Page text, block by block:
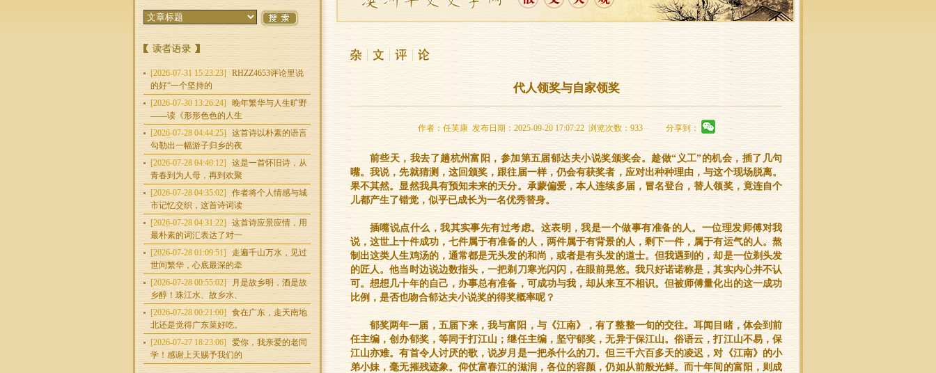
[2026-07-31 15:23:23]
RHZZ4653评论里说
的好“一个坚持的
[2026-07-30 13:26:24]
晚年繁华与人生旷野
——读《形形色色的人生
[2026-07-28 04:44:25]
这首诗以朴素的语言
勾勒出一幅游子归乡的夜
[2026-07-28 04:40:12]
这是一首怀旧诗，从
青春到为人母，再到欢聚
[2026-07-28 04:35:02]
作者将个人情感与城
市记忆交织，这首诗词读
[2026-07-28 04:31:22]
这首诗应景应情，用
最朴素的词汇表达了对一
[2026-07-28 01:09:51]
走遍千山万水，见过
世间繁华，心底最深的牵
[2026-07-28 00:55:02]
月是故乡明，酒是故
乡醇！珠江水、故乡水、
[2026-07-28 00:21:00]
食在广东，走天南地
北还是觉得广东菜好吃。
[2026-07-27 18:23:06]
爱你，我亲爱的老同
学！感谢上天赐予我们的
代人领奖与自家领奖
作者：任芙康 发布日期：2025-09-20 17:07:22 浏览次数：933 分享到：
前些天，我去了趟杭州富阳，参加第五届郁达夫小说奖颁奖会。趁做“义工”的机会，插了几句
嘴。我说，先就猜测，这回颁奖，跟往届一样，仍会有获奖者，应对出种种理由，与这个现场脱离。
果不其然。显然我具有预知未来的天分。承蒙偏爱，本人连续多届，冒名登台，替人领奖，竟连自个
儿都产生了错觉，似乎已成长为一名优秀替身。
插嘴说点什么，我其实事先有过考虑。这表明，我是一个做事有准备的人。一位理发师傅对我
说，这世上十件成功，七件属于有准备的人，两件属于有背景的人，剩下一件，属于有运气的人。熬
制出这类人生鸡汤的，通常都是无头发的和尚，或者是有头发的道士。但我遇到的，却是一位剃头发
的匠人。他当时边说边数指头，一把剃刀寒光闪闪，在眼前晃悠。我只好诺诺称是，其实内心并不认
可。想想几十年的自己，办事总有准备，可成功与我，却从来互不相识。但被师傅量化出的这一成功
比例，是否也吻合郁达夫小说奖的得奖概率呢？
郁奖两年一届，五届下来，我与富阳，与《江南》，有了整整一旬的交往。耳闻目睹，体会到前
任主编，创办郁奖，等同于打江山；继任主编，坚守郁奖，无异于保江山。俗语云，打江山不易，保
江山亦难。有首令人讨厌的歌，说岁月是一把杀什么的刀。但三千六百多天的凌迟，对《江南》的小
弟小妹，毫无摧残迹象。仰仗富春江的滋润，各位的容颜，仍如从前般光鲜。而十年间的富阳，则成